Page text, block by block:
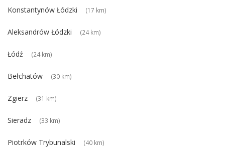
Konstantynów Łódzki (17 km)
Aleksandrów Łódzki (24 km)
Łódź (24 km)
Bełchatów (30 km)
Zgierz (31 km)
Sieradz (33 km)
Piotrków Trybunalski (40 km)